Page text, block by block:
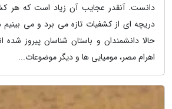
دانست. آنقدر عجایب آن زیاد است که هر
دریچه ای از کشفیات تازه می برد و می
حالا دانشمندان و باستان شناسان پیروز شده
اهرام مصر، مومیایی ها و دیگر موضوعات...